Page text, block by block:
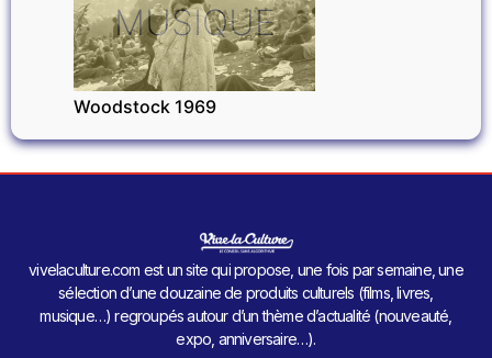
MUSIQUE
Woodstock 1969
vivelaculture.com est un site qui propose, une fois par semaine, une
sélection d’une douzaine de produits culturels (films, livres,
musique…) regroupés autour d’un thème d’actualité (nouveauté,
expo, anniversaire…).